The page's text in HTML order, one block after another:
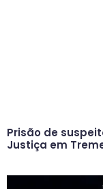
Prisão de
Justiça em